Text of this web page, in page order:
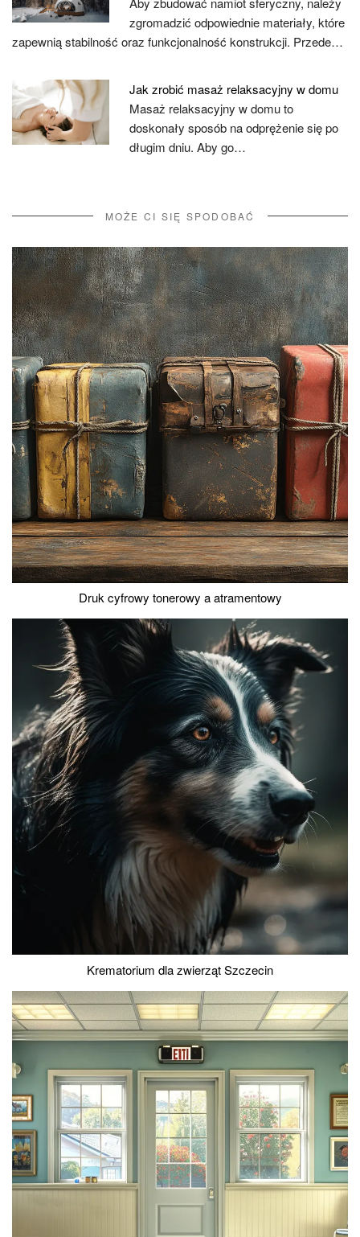
zgromadzić odpowiednie materiały, które
zapewnią stabilność oraz funkcjonalność konstrukcji. Przede…
Jak zrobić masaż relaksacyjny w domu
Masaż relaksacyjny w domu to
doskonały sposób na odprężenie się po
długim dniu. Aby go…
MOŻE CI SIĘ SPODOBAĆ
Druk cyfrowy tonerowy a atramentowy
Krematorium dla zwierząt Szczecin